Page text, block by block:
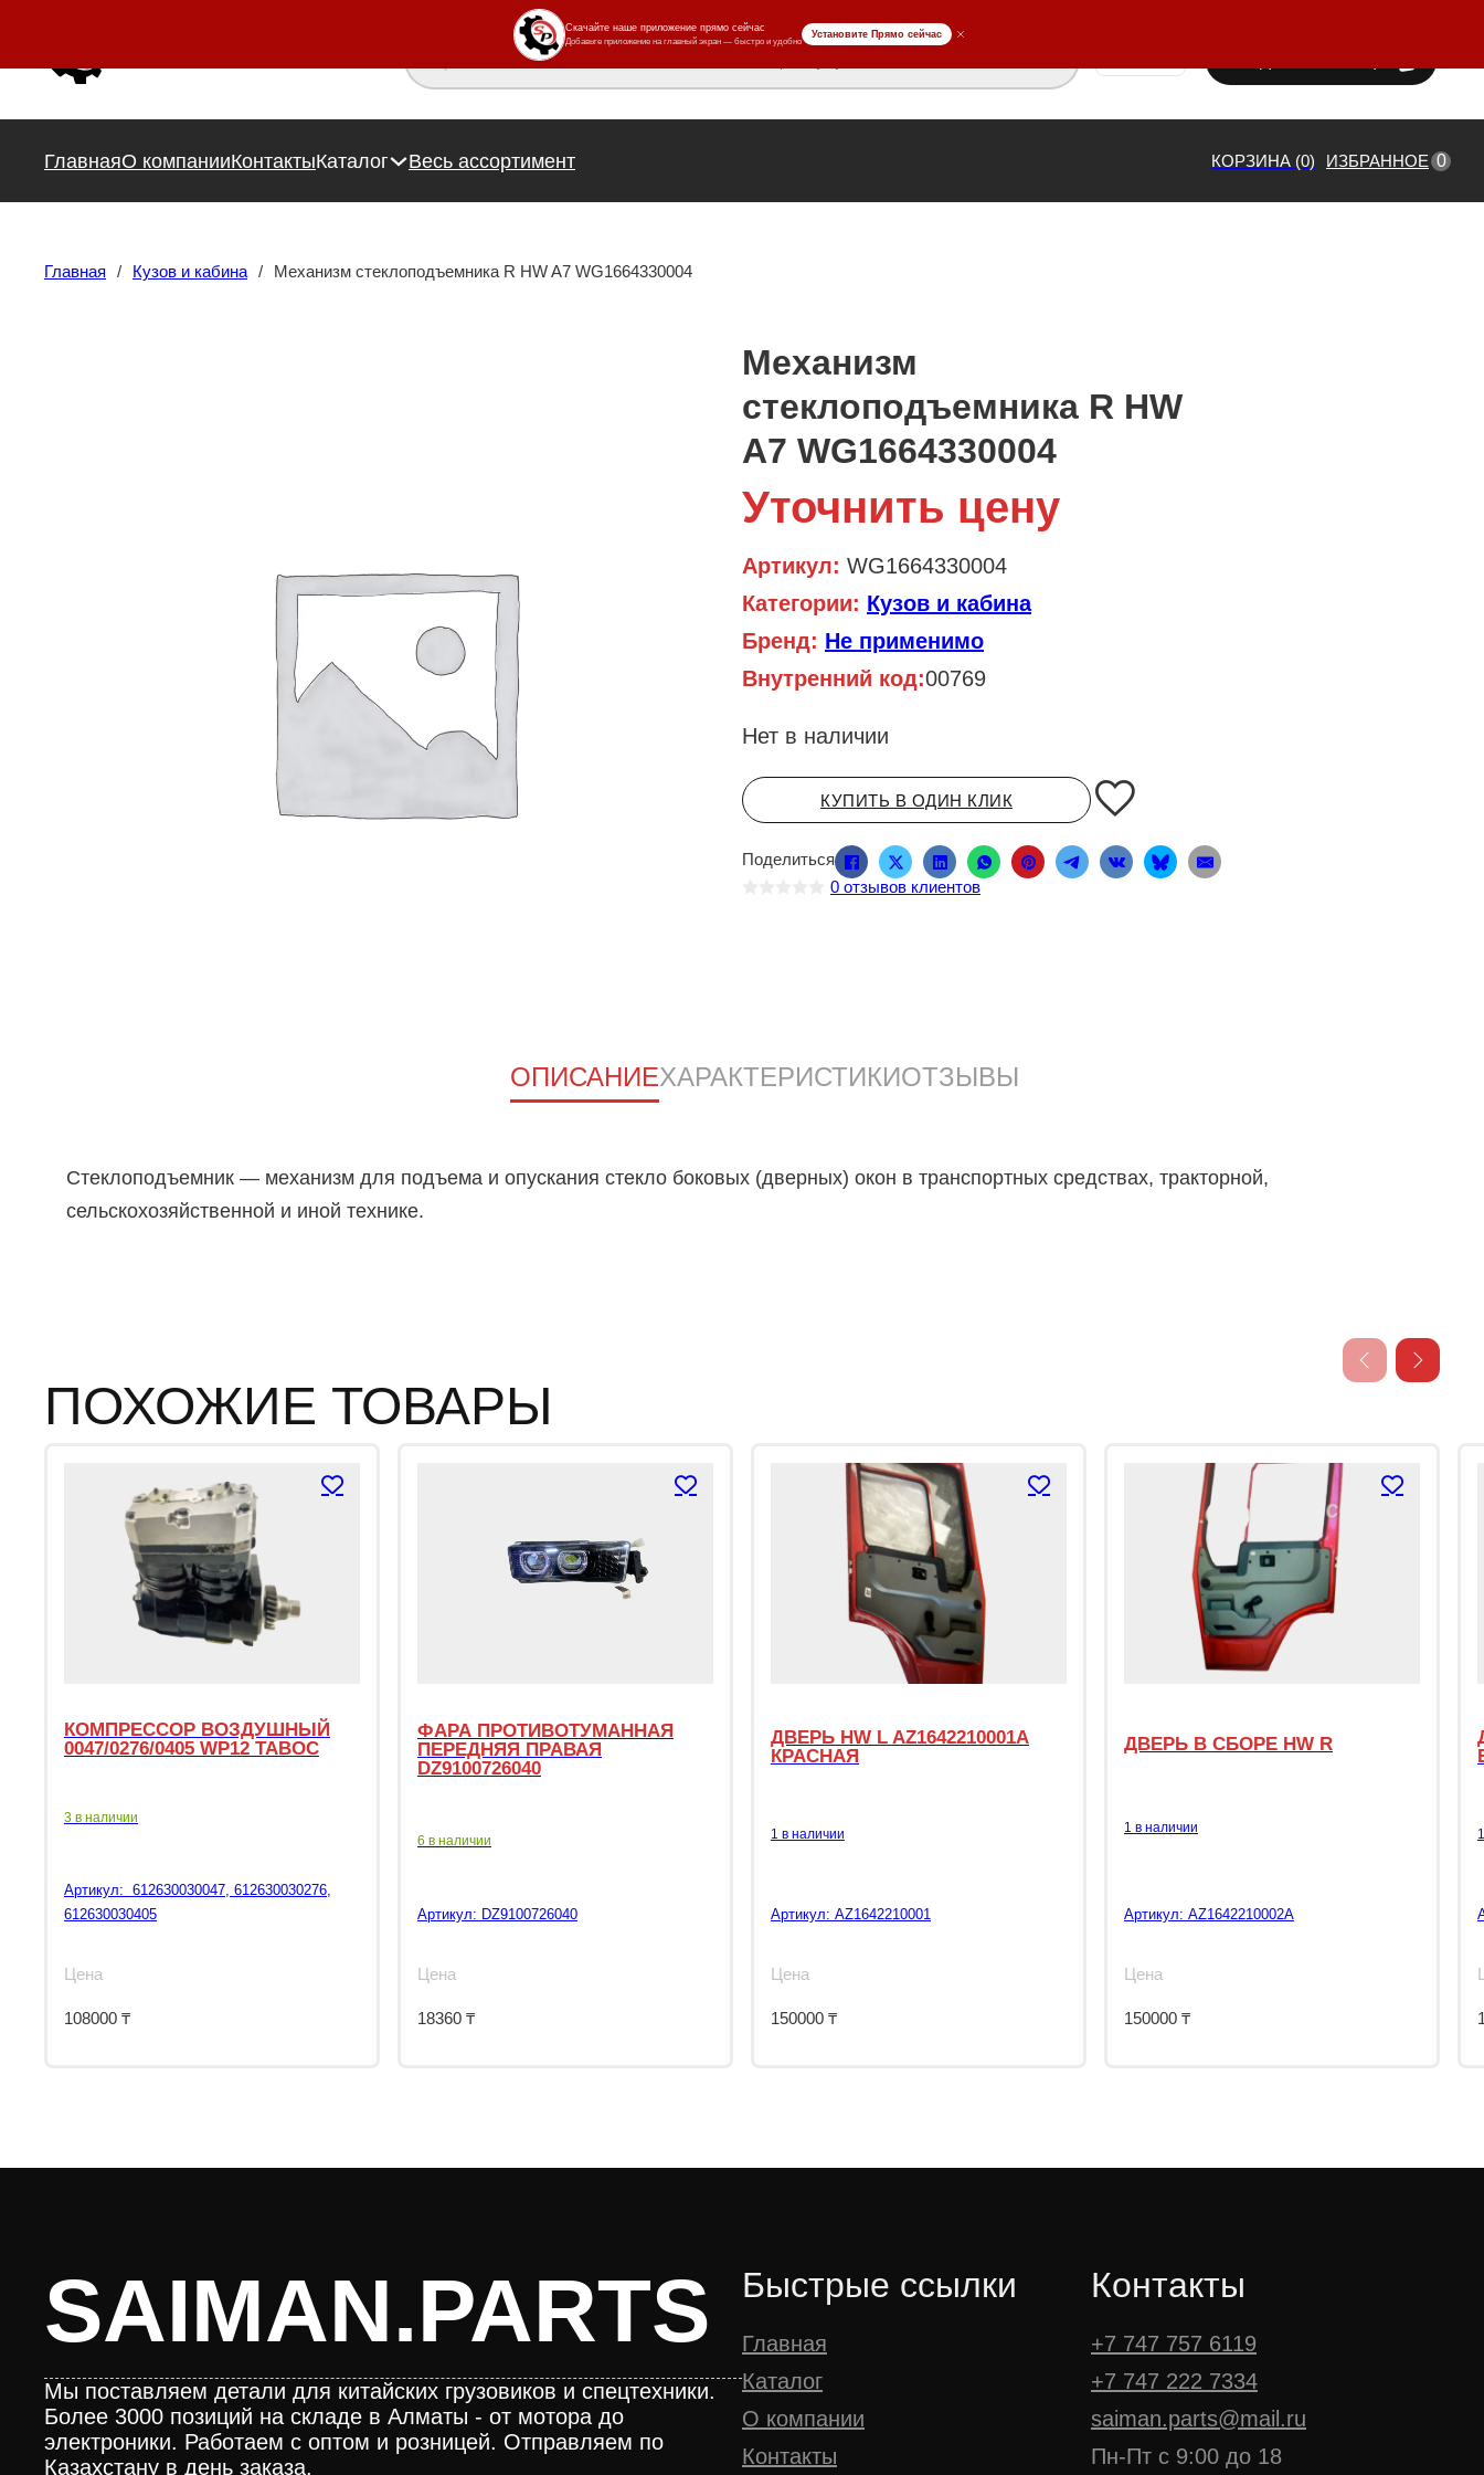
Поиск товаров
ГлавнаяО компанииКонтактыКаталог Весь ассортимент КОРЗИНА (0) ИЗБРАННОЕ 0
Главная / Кузов и кабина / Механизм стеклоподъемника R HW A7 WG1664330004
Механизм
стеклоподъемника R HW
A7 WG1664330004
Уточнить цену
Артикул: WG1664330004
Категории: Кузов и кабина
Бренд: Не применимо
Внутренний код:00769
Нет в наличии
КУПИТЬ В ОДИН КЛИК
Поделиться
0 отзывов клиентов
ОПИСАНИЕХАРАКТЕРИСТИКИОТЗЫВЫ
Стеклоподъемник — механизм для подъема и опускания стекло боковых (дверных) окон в транспортных средствах, тракторной,
сельскохозяйственной и иной технике.
ПОХОЖИЕ ТОВАРЫ
КОМПРЕССОР ВОЗДУШНЫЙ
0047/0276/0405 WP12 TABOC
3 в наличии
Артикул: 612630030047, 612630030276,
612630030405
Цена
108000 ₸
ФАРА ПРОТИВОТУМАННАЯ
ПЕРЕДНЯЯ ПРАВАЯ
DZ9100726040
6 в наличии
Артикул: DZ9100726040
Цена
18360 ₸
ДВЕРЬ HW L AZ1642210001A
КРАСНАЯ
1 в наличии
Артикул: AZ1642210001
Цена
150000 ₸
ДВЕРЬ В СБОРЕ HW R
1 в наличии
Артикул: AZ1642210002A
Цена
150000 ₸
SAIMAN.PARTS
Мы поставляем детали для китайских грузовиков и спецтехники.
Более 3000 позиций на складе в Алматы - от мотора до
электроники. Работаем с оптом и розницей. Отправляем по
Казахстану в день заказа.
Быстрые ссылки
Главная
Каталог
О компании
Контакты
Контакты
+7 747 757 6119
+7 747 222 7334
saiman.parts@mail.ru
Пн-Пт с 9:00 до 18